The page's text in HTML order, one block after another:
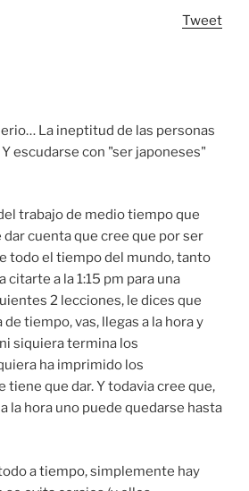
Tweet
La ineptitud de las personas
escudarse con "ser japoneses"
trabajo de medio tiempo que
dar cuenta que cree que por ser
todo el tiempo del mundo, tanto
citarte a la 1:15 pm para una
2 lecciones, le dices que
tiempo, vas, llegas a la hora y
siquiera termina los
ha imprimido los
tiene que dar. Y todavia cree que,
la hora uno puede quedarse hasta
a tiempo, simplemente hay